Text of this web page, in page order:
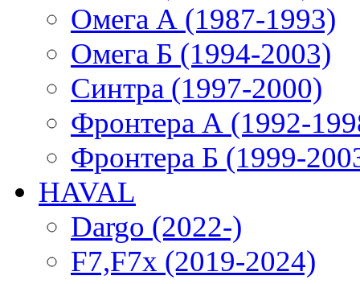
Омега А (1987-1993)
Омега Б (1994-2003)
Синтра (1997-2000)
Фронтера А (1992-
Фронтера Б (1999-
HAVAL
Dargo (2022-)
F7,F7x (2019-2024)